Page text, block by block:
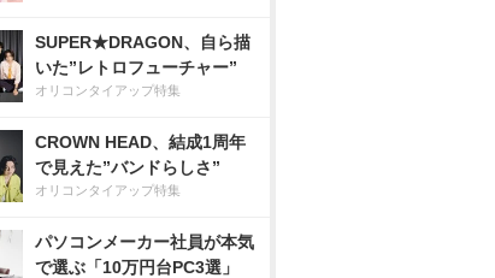
SUPER★DRAGON、自ら描
いた”レトロフューチャー”
オリコンタイアップ特集
CROWN HEAD、結成1周年
で見えた”バンドらしさ”
オリコンタイアップ特集
パソコンメーカー社員が本気
で選ぶ「10万円台PC3選」